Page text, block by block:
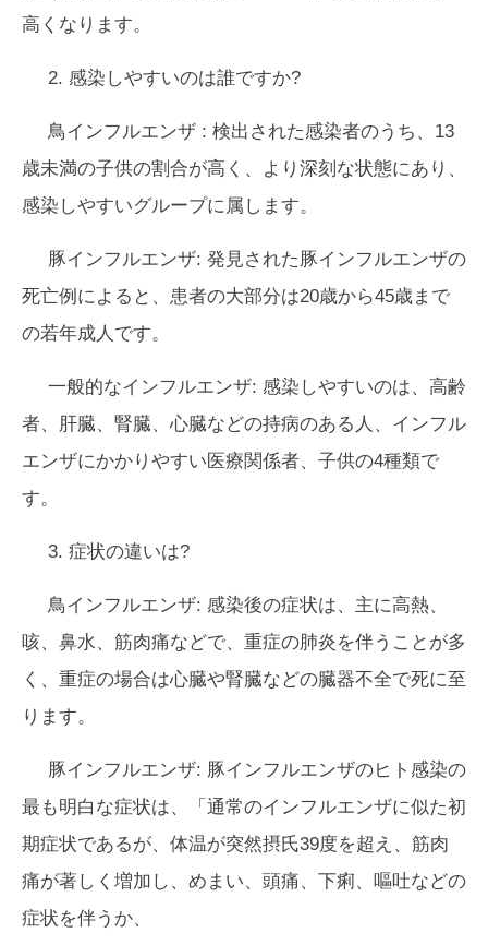
高くなります。
2. 感染しやすいのは誰ですか?
鳥インフルエンザ : 検出された感染者のうち、13
歳未満の子供の割合が高く、より深刻な状態にあり、
感染しやすいグループに属します。
豚インフルエンザ: 発見された豚インフルエンザの
死亡例によると、患者の大部分は20歳から45歳まで
の若年成人です。
一般的なインフルエンザ: 感染しやすいのは、高齢
者、肝臓、腎臓、心臓などの持病のある人、インフル
エンザにかかりやすい医療関係者、子供の4種類で
す。
3. 症状の違いは?
鳥インフルエンザ: 感染後の症状は、主に高熱、
咳、鼻水、筋肉痛などで、重症の肺炎を伴うことが多
く、重症の場合は心臓や腎臓などの臓器不全で死に至
ります。
豚インフルエンザ: 豚インフルエンザのヒト感染の
最も明白な症状は、「通常のインフルエンザに似た初
期症状であるが、体温が突然摂氏39度を超え、筋肉
痛が著しく増加し、めまい、頭痛、下痢、嘔吐などの
症状を伴うか、